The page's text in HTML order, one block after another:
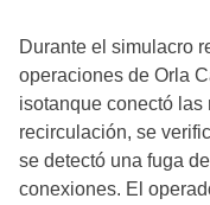
Durante el simulacro
operaciones de Orla
isotanque conectó las
recirculación, se
se detectó una fuga
conexiones. El